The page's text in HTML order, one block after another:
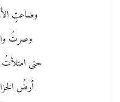
وضاعتِ
وصرتُ
حتى
أرضُ